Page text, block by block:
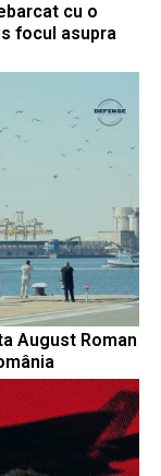
cu o
focul asupra
August Roman